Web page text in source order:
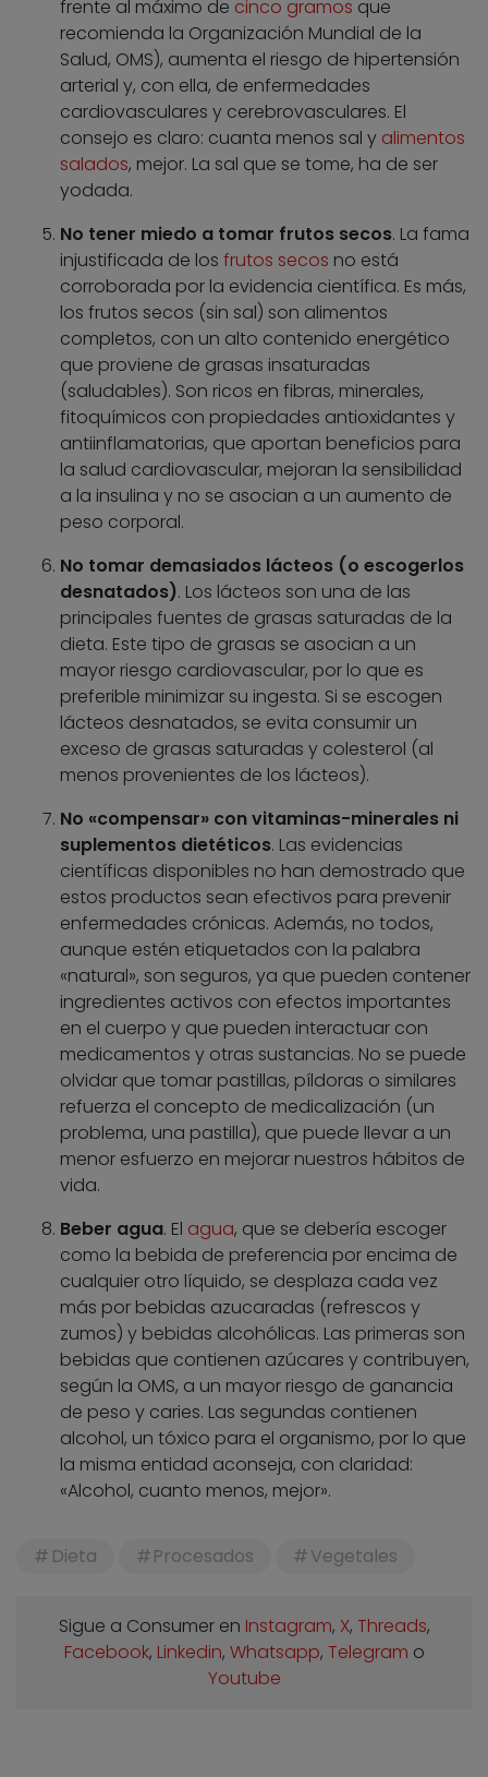
frente al máximo de cinco gramos que
recomienda la Organización Mundial de la
Salud, OMS), aumenta el riesgo de hipertensión
arterial y, con ella, de enfermedades
cardiovasculares y cerebrovasculares. El
consejo es claro: cuanta menos sal y alimentos
salados, mejor. La sal que se tome, ha de ser
yodada.
No tener miedo a tomar frutos secos. La fama
injustificada de los frutos secos no está
corroborada por la evidencia científica. Es más,
los frutos secos (sin sal) son alimentos
completos, con un alto contenido energético
que proviene de grasas insaturadas
(saludables). Son ricos en fibras, minerales,
fitoquímicos con propiedades antioxidantes y
antiinflamatorias, que aportan beneficios para
la salud cardiovascular, mejoran la sensibilidad
a la insulina y no se asocian a un aumento de
peso corporal.
No tomar demasiados lácteos (o escogerlos
desnatados). Los lácteos son una de las
principales fuentes de grasas saturadas de la
dieta. Este tipo de grasas se asocian a un
mayor riesgo cardiovascular, por lo que es
preferible minimizar su ingesta. Si se escogen
lácteos desnatados, se evita consumir un
exceso de grasas saturadas y colesterol (al
menos provenientes de los lácteos).
No «compensar» con vitaminas-minerales ni
suplementos dietéticos. Las evidencias
científicas disponibles no han demostrado que
estos productos sean efectivos para prevenir
enfermedades crónicas. Además, no todos,
aunque estén etiquetados con la palabra
«natural», son seguros, ya que pueden contener
ingredientes activos con efectos importantes
en el cuerpo y que pueden interactuar con
medicamentos y otras sustancias. No se puede
olvidar que tomar pastillas, píldoras o similares
refuerza el concepto de medicalización (un
problema, una pastilla), que puede llevar a un
menor esfuerzo en mejorar nuestros hábitos de
vida.
Beber agua. El agua, que se debería escoger
como la bebida de preferencia por encima de
cualquier otro líquido, se desplaza cada vez
más por bebidas azucaradas (refrescos y
zumos) y bebidas alcohólicas. Las primeras son
bebidas que contienen azúcares y contribuyen,
según la OMS, a un mayor riesgo de ganancia
de peso y caries. Las segundas contienen
alcohol, un tóxico para el organismo, por lo que
la misma entidad aconseja, con claridad:
«Alcohol, cuanto menos, mejor».
Dieta Procesados Vegetales
Sigue a Consumer en Instagram, X, Threads,
Facebook, Linkedin, Whatsapp, Telegram o
Youtube